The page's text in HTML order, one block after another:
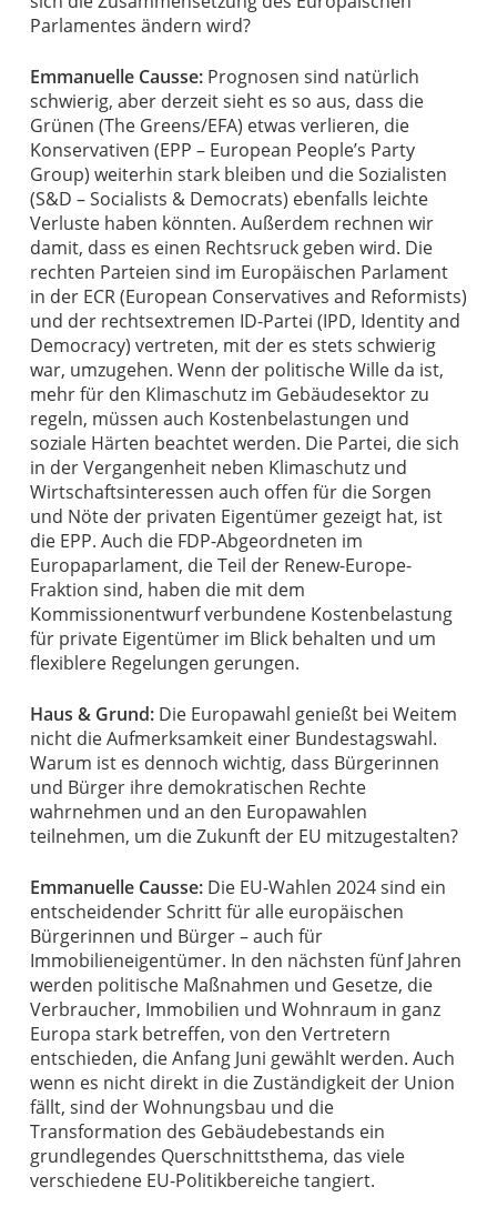
Parlamentes ändern wird?
Emmanuelle Causse:Prognosen sind natürlich
schwierig, aber derzeit sieht es so aus, dass die
Grünen (The Greens/EFA) etwas verlieren, die
Konservativen (EPP – European People’s Party
Group) weiterhin stark bleiben und die Sozialisten
(S&D – Socialists & Democrats) ebenfalls leichte
Verluste haben könnten. Außerdem rechnen wir
damit, dass es einen Rechtsruck geben wird. Die
rechten Parteien sind im Europäischen Parlament
in der ECR (European Conservatives and Reformists)
und der rechtsextremen ID-Partei (IPD, Identity and
Democracy) vertreten, mit der es stets schwierig
war, umzugehen. Wenn der politische Wille da ist,
mehr für den Klimaschutz im Gebäudesektor zu
regeln, müssen auch Kostenbelastungen und
soziale Härten beachtet werden. Die Partei, die sich
in der Vergangenheit neben Klimaschutz und
Wirtschaftsinteressen auch offen für die Sorgen
und Nöte der privaten Eigentümer gezeigt hat, ist
die EPP. Auch die FDP-Abgeordneten im
Europaparlament, die Teil der Renew-Europe-
Fraktion sind, haben die mit dem
Kommissionentwurf verbundene Kostenbelastung
für private Eigentümer im Blick behalten und um
flexiblere Regelungen gerungen.
Haus & Grund: Die Europawahl genießt bei Weitem
nicht die Aufmerksamkeit einer Bundestagswahl.
Warum ist es dennoch wichtig, dass Bürgerinnen
und Bürger ihre demokratischen Rechte
wahrnehmen und an den Europawahlen
teilnehmen, um die Zukunft der EU mitzugestalten?
Emmanuelle Causse:Die EU-Wahlen 2024 sind ein
entscheidender Schritt für alle europäischen
Bürgerinnen und Bürger – auch für
Immobilieneigentümer. In den nächsten fünf Jahren
werden politische Maßnahmen und Gesetze, die
Verbraucher, Immobilien und Wohnraum in ganz
Europa stark betreffen, von den Vertretern
entschieden, die Anfang Juni gewählt werden. Auch
wenn es nicht direkt in die Zuständigkeit der Union
fällt, sind der Wohnungsbau und die
Transformation des Gebäudebestands ein
grundlegendes Querschnittsthema, das viele
verschiedene EU-Politikbereiche tangiert.